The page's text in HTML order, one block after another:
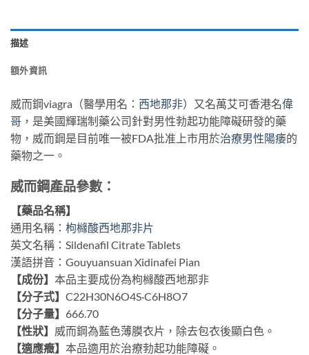
描述
額外資訊
威而鋼viagra（醫學用名： 西地那非）又名萬艾可香港名偉
哥 ，是美國輝瑞制藥公司針對男性勃起功能障礙研發的藥
物，威而鋼是目前唯一被FDA批准上市用於治療男性陽痿的
藥物之一。
威而鋼產品參數：
【藥品名稱】
通用名稱： 枸櫞酸西地那非片
英文名稱：Sildenafil Citrate Tablets
漢語拼音：Gouyuansuan Xidinafei Pian
【成份】 本品主要成份為枸櫞酸西地那非
【分子式】 C22H30N6O4S·C6H8O7
【分子量】 666.70
【性狀】 威而鋼為藍色薄膜衣片，除去包衣後顯白色。
【適應癥】 本品適用於治療勃起功能障礙。